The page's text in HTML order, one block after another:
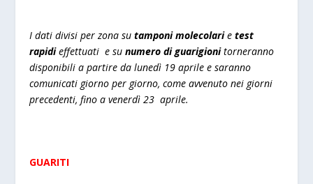
I dati divisi per zona sutamponi molecolarietest
rapidieffettuati e sunumero di guarigionitorneranno
disponibili a partire dalunedì 19 aprile e saranno
comunicati giorno per giorno, come avvenuto nei giorni
precedenti, fino a venerdì23 aprile.
GUARITI